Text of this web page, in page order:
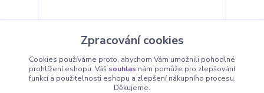
Zpracování cookies
Cookies používáme proto, abychom Vám umožnili pohodlné
prohlížení eshopu. Váš souhlas nám pomůže pro zlepšování
funkcí a použitelnosti eshopu a zlepšení nákupního procesu.
Děkujeme.